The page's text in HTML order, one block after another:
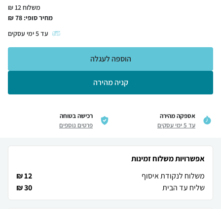
משלוח 12 ₪
מחיר סופי: 78
₪
עד5ימי עסקים
קניה מהירה
הוספה לעגלה
אספקה מהירה
עד 5 ימי עסקים
רכישה בטוחה
פרטים נוספים
אפשרויות משלוח זמינות
משלוח לנקודת איסוף
12 ₪
שליח עד הבית
30 ₪